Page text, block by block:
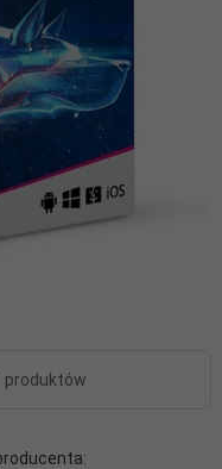
produktów